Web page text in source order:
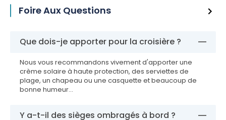
Foire Aux Questions
Que dois-je apporter pour la croisière ?
Nous vous recommandons vivement d'apporter une
crème solaire à haute protection, des serviettes de
plage, un chapeau ou une casquette et beaucoup de
bonne humeur...
Y a-t-il des sièges ombragés à bord ?